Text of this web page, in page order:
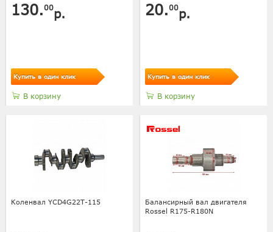
130.00р.
Купить в один клик
В корзину
20.00р.
Купить в один клик
В корзину
Коленвал YCD4G22T-115
Балансирный вал двигателя
Rossel R175-R180N